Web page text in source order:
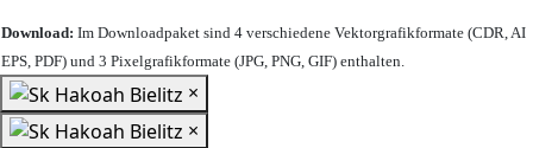
Download: Im Downloadpaket sind 4 verschiedene Vektorgrafikformate (CDR, AI
EPS, PDF) und 3 Pixelgrafikformate (JPG, PNG, GIF) enthalten.
×
×